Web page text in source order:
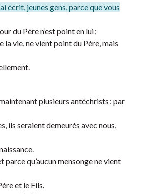
écrit, jeunes gens, parce que vous
du Père n’est point en lui ;
la vie, ne vient point du Père, mais
plusieurs antéchrists : par
ils seraient demeurés avec nous,
parce qu’aucun mensonge ne vient
et le Fils.